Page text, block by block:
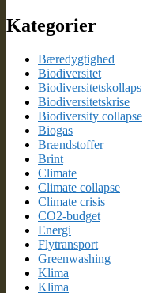
Kategorier
Bæredygtighed
Biodiversitet
Biodiversitetskollaps
Biodiversitetskrise
Biodiversity collapse
Biogas
Brændstoffer
Brint
Climate
Climate collapse
Climate crisis
CO2-budget
Energi
Flytransport
Greenwashing
Klima
Klima